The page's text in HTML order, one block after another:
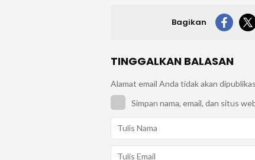
Bagikan
TINGGALKAN BALASAN
Alamat email Anda tidak akan
Simpan nama, email, dan situs